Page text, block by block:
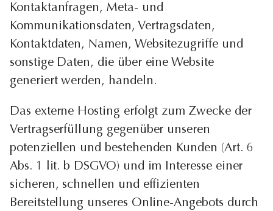
Kontaktanfragen, Meta- und
Kommunikationsdaten, Vertragsdaten,
Kontaktdaten, Namen, Websitezugriffe und
sonstige Daten, die über eine Website
generiert werden, handeln.
Das externe Hosting erfolgt zum Zwecke der
Vertragserfüllung gegenüber unseren
potenziellen und bestehenden Kunden (Art. 6
Abs. 1 lit. b DSGVO) und im Interesse einer
sicheren, schnellen und effizienten
Bereitstellung unseres Online-Angebots durch